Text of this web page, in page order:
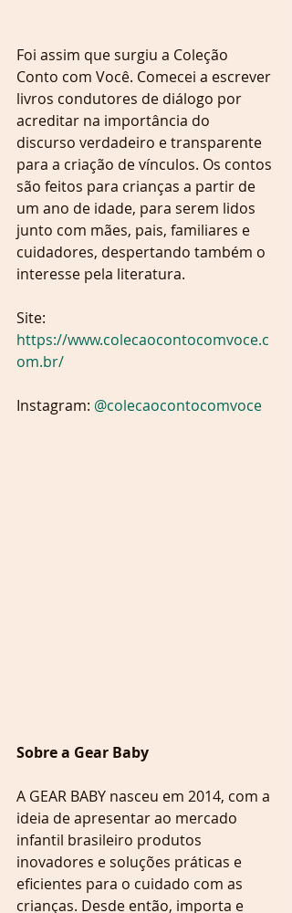
Foi assim que surgiu a Coleção
Conto com Você. Comecei a escrever
livros condutores de diálogo por
acreditar na importância do
discurso verdadeiro e transparente
para a criação de vínculos. Os contos
são feitos para crianças a partir de
um ano de idade, para serem lidos
junto com mães, pais, familiares e
cuidadores, despertando também o
interesse pela literatura.
Site:
https://www.colecaocontocomvoce.c
om.br/
Instagram: @colecaocontocomvoce
Sobre a Gear Baby
A GEAR BABY nasceu em 2014, com a
ideia de apresentar ao mercado
infantil brasileiro produtos
inovadores e soluções práticas e
eficientes para o cuidado com as
crianças. Desde então, importa e